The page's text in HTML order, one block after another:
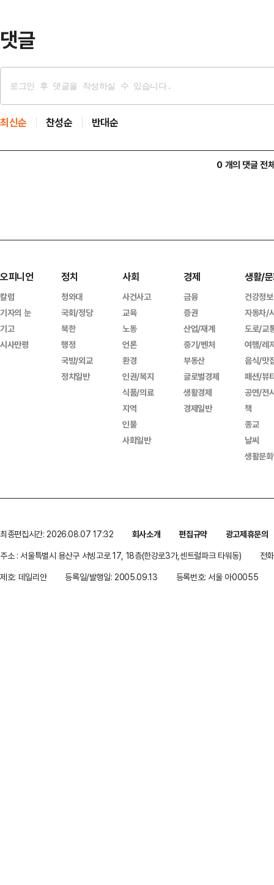
댓글
최신순 찬성순 반대순
0 개의 댓글 전
오피니언
칼럼
기자의 눈
기고
시사만평
정치
청와대
국회/정당
북한
행정
국방/외교
정치일반
사회
사건사고
교육
노동
언론
환경
인권/복지
식품/의료
지역
인물
사회일반
경제
금융
증권
산업/재계
중기/벤처
부동산
글로벌경제
생활경제
경제일반
생활/
건강정보
자동차/
도로/교
여행/레
음식/맛
패션/뷰
공연/전
책
종교
날씨
생활문
최종편집시간: 2026.08.07 17:32 회사소개 편집규약
광고제휴문의
주소 : 서울특별시 용산구 서빙고로 17, 18층(한강로3가,센트럴파크 타워동)
전
제호: 데일리안
등록일/발행일: 2005.09.13 등록번호: 서울 아00055